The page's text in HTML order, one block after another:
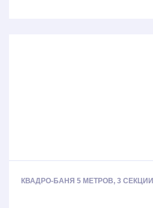
КВАДРО-БАНЯ 5 МЕТРОВ, 3